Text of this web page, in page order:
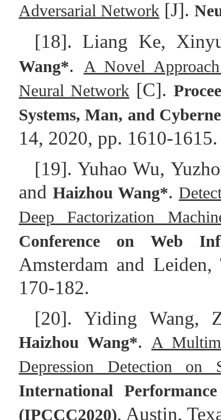
Adversarial Network [J].
[18]. Liang Ke,
Wang*.
A Novel
Neural Network [C].
Systems, Man, and
14, 2020, pp. 1610-1615.
[19]. Yuhao Wu,
and Haizhou Wang*.
Deep Factorization
Conference on Web
Amsterdam and
170-182.
[20]. Yiding Wang,
Haizhou Wang*. A
Depression Detection on
International
(IPCCC2020), Austin,